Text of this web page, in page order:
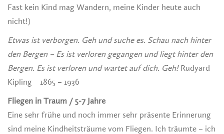
Fast kein Kind mag Wandern, meine Kinder heute auch
nicht!)
Etwas ist verborgen. Geh und suche es. Schau nach hinter
den Bergen – Es ist verloren gegangen und liegt hinter den
Bergen. Es ist verloren und wartet auf dich. Geh!Rudyard
Kipling 1865 – 1936
Fliegen in Traum / 5-7 Jahre
Eine sehr frühe und noch immer sehr präsente Erinnerung
sind meine Kindheitsträume vom Fliegen. Ich träumte – ich